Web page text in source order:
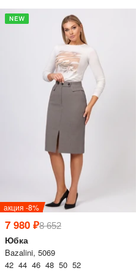
акция -8%
7 980 ₽8 652
Юбка
Bazalini, 5069
42 44 46 48 50 52
Стильные подборки,
распродажи в удобном